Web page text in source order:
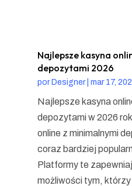
Najlepsze kasyna
depozytami 2026
por Designer| mar 17,
Najlepsze kasyna
depozytami w 2026
online z minimalnymi
coraz bardziej
Platformy te
możliwości tym,